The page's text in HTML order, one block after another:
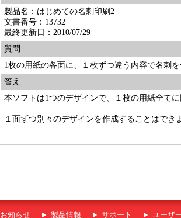
製品名：はじめての名刺印刷2
文書番号：13732
最終更新日：2010/07/29
質問
1枚の用紙の各面に、１枚ずつ違う内容で名刺
答え
本ソフトは1つのデザインで、１枚の用紙全て
１面ずつ別々のデザインを作成することはでき
お知らせ 製品情報 サポート ユーザ